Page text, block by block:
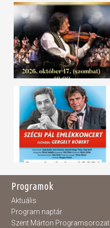
Programok
Aktuális
Program naptár
Szent Márton Programsorozat